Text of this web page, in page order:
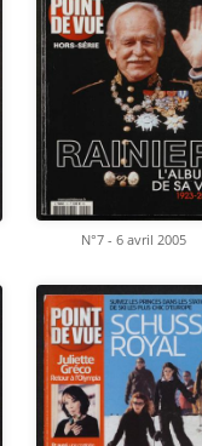
N°7 - 6 avril 2005